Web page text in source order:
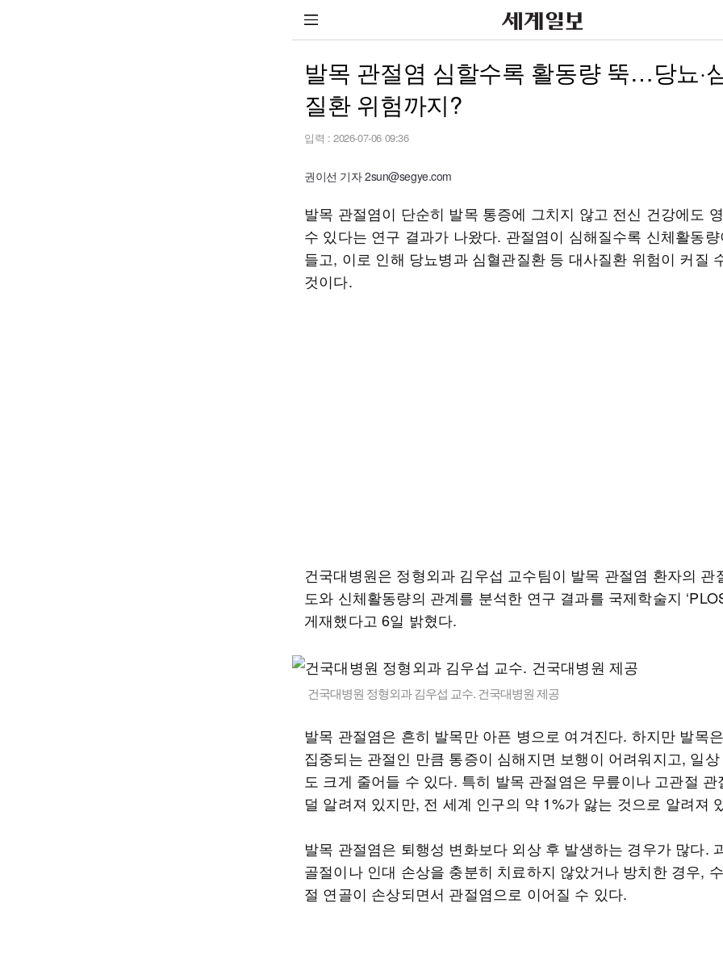
발목 관절염 심할수록 활동량 뚝…당뇨·
질환 위험까지?
입력 : 2026-07-06 09:36
권이선 기자 2sun@segye.com
발목 관절염이 단순히 발목 통증에 그치지 않고 전신 건강에도
수 있다는 연구 결과가 나왔다. 관절염이 심해질수록 신체활동량
들고, 이로 인해 당뇨병과 심혈관질환 등 대사질환 위험이 커질
것이다.
건국대병원은 정형외과 김우섭 교수팀이 발목 관절염 환자의 관
도와 신체활동량의 관계를 분석한 연구 결과를 국제학술지
게재했다고 6일 밝혔다.
건국대병원 정형외과 김우섭 교수. 건국대병원 제공
발목 관절염은 흔히 발목만 아픈 병으로 여겨진다. 하지만 발목
집중되는 관절인 만큼 통증이 심해지면 보행이 어려워지고, 일
도 크게 줄어들 수 있다. 특히 발목 관절염은 무릎이나 고관절 관
덜 알려져 있지만, 전 세계 인구의 약 1%가 앓는 것으로 알려져
발목 관절염은 퇴행성 변화보다 외상 후 발생하는 경우가 많다.
골절이나 인대 손상을 충분히 치료하지 않았거나 방치한 경우,
절 연골이 손상되면서 관절염으로 이어질 수 있다.